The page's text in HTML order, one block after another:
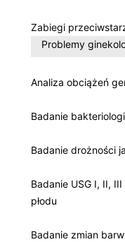
Zabiegi
Problemy
Analiza obciążeń
Badanie
Badanie drożności
Badanie USG I, II,
płodu
Badanie zmian